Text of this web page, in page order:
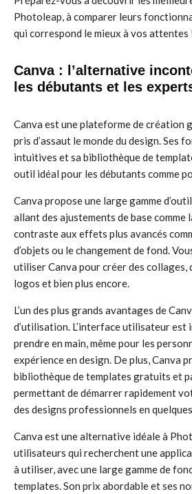
Photoleap, à comparer leurs
qui correspond le mieux à vos attentes
Canva : l’alternative
les débutants et les
Canva est une plateforme de création
pris d’assaut le monde du design. Ses
intuitives et sa bibliothèque de
outil idéal pour les débutants comme
Canva propose une large gamme
allant des ajustements de base comme
contraste aux effets plus avancés
d’objets ou le changement de fond.
utiliser Canva pour créer des collages,
logos et bien plus encore.
L’un des plus grands avantages de
d’utilisation. L’interface utilisateur
prendre en main, même pour les
expérience en design. De plus, Canva
bibliothèque de templates gratuits et
permettant de démarrer rapidement
des designs professionnels en
Canva est une alternative idéale à
utilisateurs qui recherchent une
à utiliser, avec une large gamme de
templates. Son prix abordable et ses